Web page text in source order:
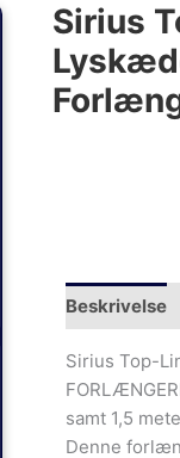
Sirius
Beskrivelse
Sirius Top-
samt 1,5
Denne